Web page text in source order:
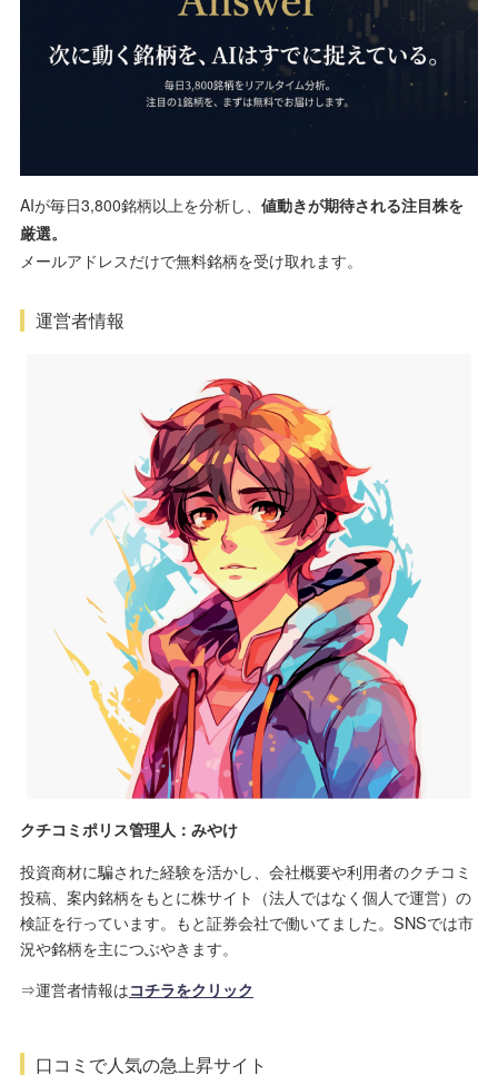
AIが毎日3,800銘柄以上を分析し、 値動きが期待される注目株を
厳選。
メールアドレスだけで無料銘柄を受け取れます。
運営者情報
クチコミポリス管理人：みやけ
投資商材に騙された経験を活かし、会社概要や利用者のクチコミ
投稿、案内銘柄をもとに株サイト（法人ではなく個人で運営）の
検証を行っています。もと証券会社で働いてました。SNSでは市
況や銘柄を主につぶやきます。
⇒運営者情報はコチラをクリック
口コミで人気の急上昇サイト